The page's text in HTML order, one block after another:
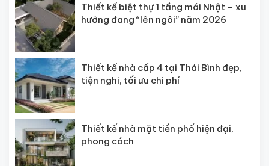
Thiết kế biệt thự 1 tầng mái Nhật – xu
hướng đang “lên ngôi” năm 2026
Thiết kế nhà cấp 4 tại Thái Bình đẹp,
tiện nghi, tối ưu chi phí
Thiết kế nhà mặt tiền phố hiện đại,
phong cách